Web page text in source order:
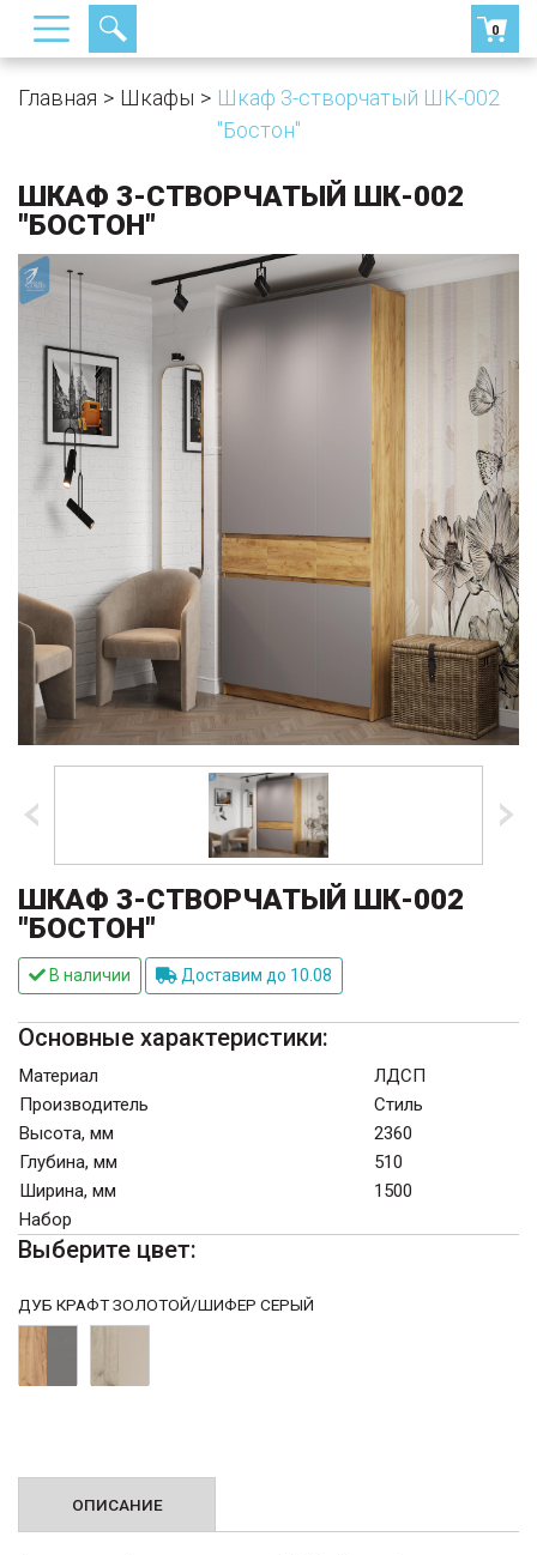
0
Главная Шкафы
Шкаф 3-створчатый ШК-002
"Бостон"
ШКАФ 3-СТВОРЧАТЫЙ ШК-002
"БОСТОН"
ШКАФ 3-СТВОРЧАТЫЙ ШК-002
"БОСТОН"
В наличии Доставим до 10.08
Основные характеристики:
Материал
ЛДСП
Производитель
Стиль
Высота, мм
2360
Глубина, мм
510
Ширина, мм
1500
Набор
Выберите цвет:
ДУБ КРАФТ ЗОЛОТОЙ/ШИФЕР СЕРЫЙ
ОПИСАНИЕ